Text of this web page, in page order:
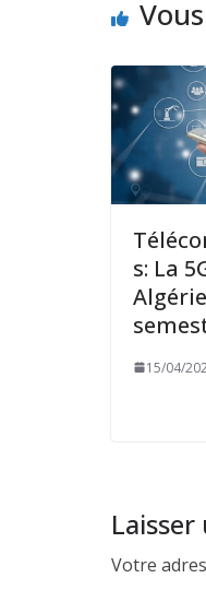
s: La
15/04/
Votre